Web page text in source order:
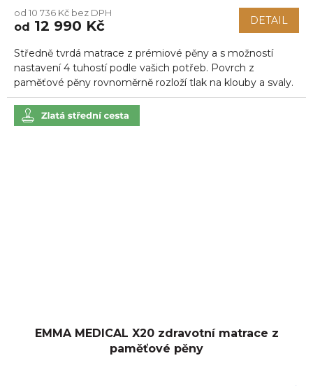
produktu
je
z
5
hvězdiček.
od 10 736 Kč bez DPH
od 12 990 Kč DETAIL
Středně tvrdá matrace z prémiové pěny a s možností
nastavení 4 tuhostí podle vašich potřeb. Povrch z
paměťové pěny rovnoměrně rozloží tlak na klouby a svaly.
EMMA MEDICAL X20 zdravotní matrace z
paměťové pěny